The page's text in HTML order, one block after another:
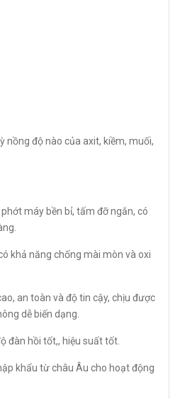
nồng độ nào của axit, kiềm, muối,
máy bền bỉ, tấm đỡ ngắn, có
khả năng chống mài mòn và oxi
an toàn và độ tin cậy, chịu được
dễ biến dạng.
đàn hồi tốt,, hiệu suất tốt.
khẩu từ châu Âu cho hoạt động